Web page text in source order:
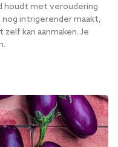
houdt met veroudering
intrigerender maakt,
kan aanmaken. Je